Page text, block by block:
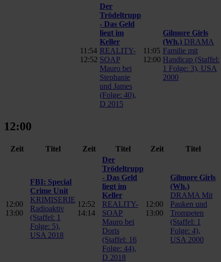
11:54
12:52
Der
Trödeltrupp
- Das Geld
liegt im
Keller
REALITY-
SOAP
Mauro bei
Stephanie
und James
(Folge: 40),
D 2015
11:05
12:00
Gilmore Girls
(Wh.) DRAMA
Familie mit
Handicap (Staffel:
1 Folge: 3), USA
2000
12:00
Zeit Titel Zeit Titel Zeit Titel
12:00
13:00
FBI: Special
Crime Unit
KRIMISERIE
Radioaktiv
(Staffel: 1
Folge: 5),
USA 2018
12:52
14:14
Der
Trödeltrupp
- Das Geld
liegt im
Keller
REALITY-
SOAP
Mauro bei
Doris
(Staffel: 16
Folge: 44),
D 2018
12:00
13:00
Gilmore Girls
(Wh.)
DRAMA Mit
Pauken und
Trompeten
(Staffel: 1
Folge: 4),
USA 2000